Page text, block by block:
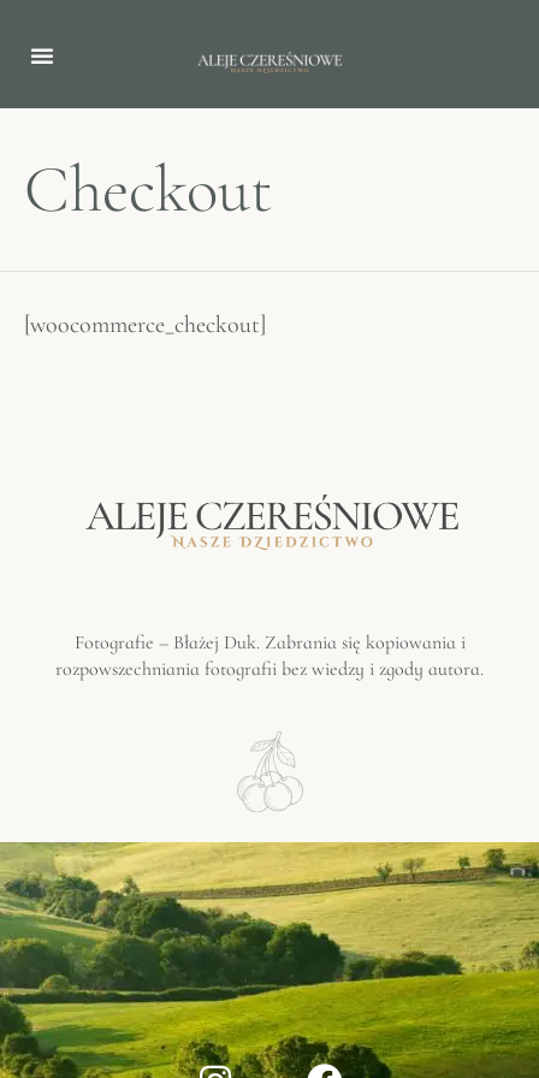
Checkout
[woocommerce_checkout]
Fotografie – Błażej Duk. Zabrania się kopiowania i
rozpowszechniania fotografii bez wiedzy i zgody autora.